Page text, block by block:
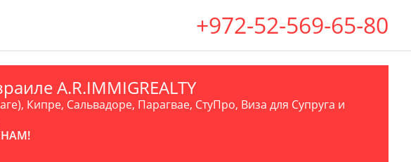
+972-52-569-65-80
A.R.IMMIGREALTY
Кипре, Сальвадоре, Парагвае, СтуПро, Виза для Супруга и